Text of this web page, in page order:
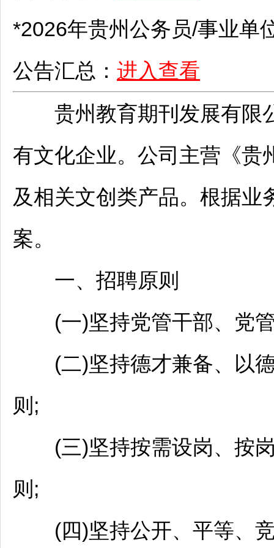
*2026年贵州公务员/事业单
公告汇总： 进入查看
贵州教育期刊发展有限
有文化企业。公司主营《贵
及相关文创类产品。根据业
案。
一、 招聘原则
(一)坚持党管干部、党管
(二)坚持德才兼备、以德
则;
(三)坚持按需设岗、按
则;
(四)坚持公开、平等、竞